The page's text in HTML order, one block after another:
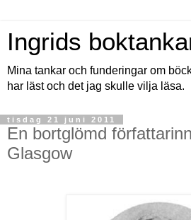
Ingrids
Mina tankar och funderingar om
har läst och det jag skulle vilja läsa.
tisdag 21 juni 2011
En bortglömd
Glasgow